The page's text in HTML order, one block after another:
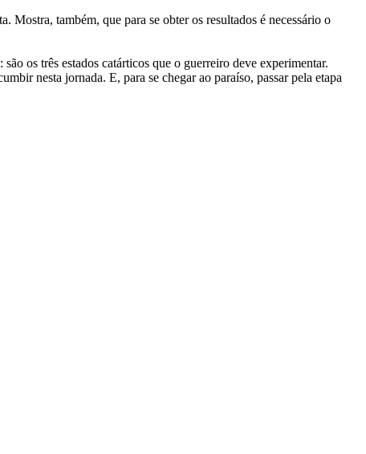
Mostra, também, que para se obter os resultados é necessário o
os três estados catárticos que o guerreiro deve experimentar.
nesta jornada. E, para se chegar ao paraíso, passar pela etapa